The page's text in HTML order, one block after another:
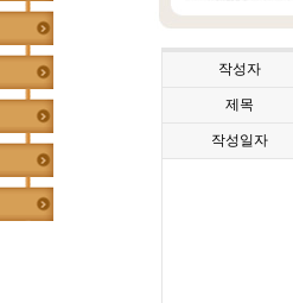
작성자
제목
작성일자